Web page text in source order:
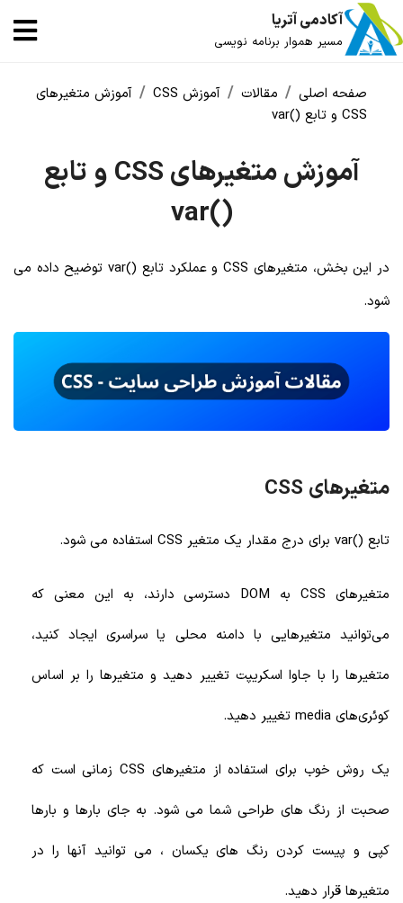
آکادمی آتریا
مسیر هموار برنامه نویسی
صفحه اصلی مقالات آموزش CSS
آموزش متغیرهای
CSS و تابع ()var
آموزش متغیرهای CSS و تابع
()var
در این بخش، متغیرهای CSS و عملکرد تابع ()var توضیح داده می
شود.
متغیرهای CSS
تابع ()var برای درج مقدار یک متغیر CSS استفاده می شود.
متغیرهای CSS به DOM دسترسی دارند، به این معنی که
می‌توانید متغیرهایی با دامنه محلی یا سراسری ایجاد کنید،
متغیرها را با جاوا اسکریپت تغییر دهید و متغیرها را بر اساس
کوئری‌های media تغییر دهید.
یک روش خوب برای استفاده از متغیرهای CSS زمانی است که
صحبت از رنگ های طراحی شما می شود. به جای بارها و بارها
کپی و پیست کردن رنگ های یکسان ، می توانید آنها را در
متغیرها قرار دهید.